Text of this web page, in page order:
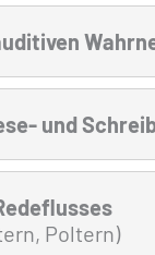
und
Poltern)